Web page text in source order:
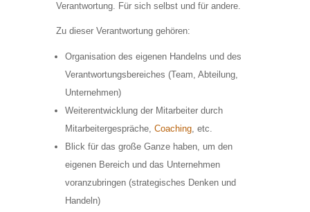
Verantwortung. Für sich selbst und für andere.
Zu dieser Verantwortung gehören:
Organisation des eigenen Handelns und des
Verantwortungsbereiches (Team, Abteilung,
Unternehmen)
Weiterentwicklung der Mitarbeiter durch
Mitarbeitergespräche, Coaching, etc.
Blick für das große Ganze haben, um den
eigenen Bereich und das Unternehmen
voranzubringen (strategisches Denken und
Handeln)